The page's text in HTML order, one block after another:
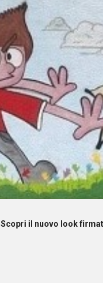
Skip to
Scopri il nuovo look